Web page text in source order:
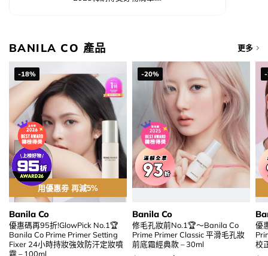
加入購物袋
BANILA CO 產品 更多
-18%
用優惠劵 再減5%
Banila Co
優惠碼再95折!GlowPick No.1🏆
Banila Co Prime Primer Setting
Fixer 24小時持妝強效防汗定妝噴
霧 – 100ml
-20%
Banila Co
修毛孔妝前No.1🏆～Banila Co
Prime Primer Classic 平滑毛孔妝
前底霜經典款 – 30ml
優
校